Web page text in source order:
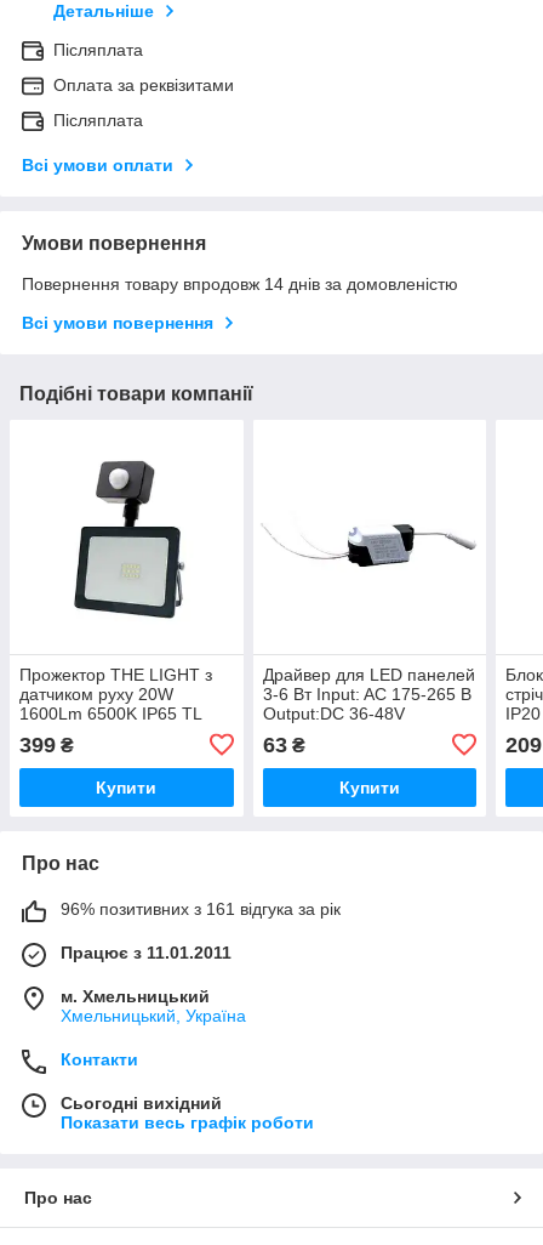
Детальніше
Післяплата
Оплата за реквізитами
Післяплата
Всі умови оплати
Умови повернення
Повернення товару впродовж 14 днів за домовленістю
Всі умови повернення
Подібні товари компанії
Прожектор THE LIGHT з
датчиком руху 20W
1600Lm 6500K IP65 TL
399 ₴
Купити
Драйвер для LED панелей
3-6 Вт Input: AC 175-265 В
Output:DC 36-48V
63₴
Купити
IP20
209
Про нас
96% позитивних з 161 відгука за рік
Працює з 11.01.2011
м. Хмельницький
Хмельницький, Україна
Контакти
Сьогодні вихідний
Показати весь графік роботи
Про нас